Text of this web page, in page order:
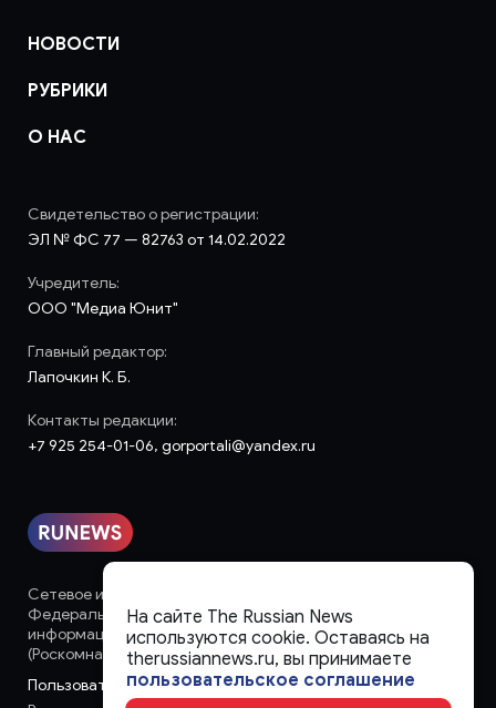
НОВОСТИ
РУБРИКИ
О НАС
Сетевое издание «runews» (18+) зарегистрировано в
Федеральной службе по надзору в сфере связи,
информационных технологий и массовых коммуникаций
(Роскомнадзор)
Пользовательское соглашение
Свидетельство о регистрации:
ЭЛ № ФС 77 — 82763 от 14.02.2022
Учредитель:
ООО "Медиа Юнит"
Главный редактор:
Лапочкин К. Б.
Контакты редакции:
+7 925 254-01-06, gorportali@yandex.ru
На сайте The Russian News
используются cookie. Оставаясь на
therussiannews.ru, вы принимаете
пользовательское соглашение